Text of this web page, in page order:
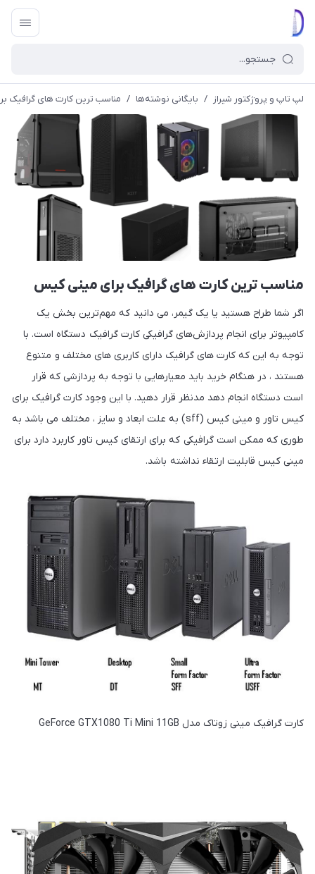
لپ تاپ و پروژکتور شیراز / بایگانی نوشته‌ها / مناسب ترین کارت های گرافیک
مناسب ترین کارت های گرافیک برای مینی کیس
اگر شما طراح هستید یا یک گیمر، می دانید که مهم‌ترین بخش یک
کامپیوتر برای انجام پردازش‌های گرافیکی کارت گرافیک دستگاه است. با
توجه به این که کارت‌ های گرافیک دارای کاربری‌ های مختلف و متنوع
هستند ، در هنگام خرید باید معیارهایی با توجه به پردازشی که قرار
است دستگاه انجام دهد مدنظر قرار دهید. با این وجود کارت گرافیک برای
کیس تاور و مینی کیس (sff) به علت ابعاد و سایز ، مختلف می باشد به
طوری که ممکن است گرافیکی که برای ارتقای کیس تاور کاربرد دارد برای
مینی کیس قابلیت ارتقاء نداشته باشد.
کارت گرافیک مینی زوتاک مدل GeForce GTX1080 Ti Mini 11GB